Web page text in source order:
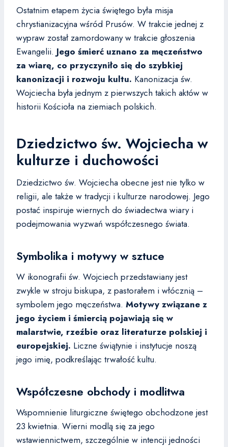
Ostatnim etapem życia świętego była misja
chrystianizacyjna wśród Prusów. W trakcie jednej z
wypraw został zamordowany w trakcie głoszenia
Ewangelii. Jego śmierć uznano za męczeństwo
za wiarę, co przyczyniło się do szybkiej
kanonizacji i rozwoju kultu. Kanonizacja św.
Wojciecha była jednym z pierwszych takich aktów w
historii Kościoła na ziemiach polskich.
Dziedzictwo św. Wojciecha w
kulturze i duchowości
Dziedzictwo św. Wojciecha obecne jest nie tylko w
religii, ale także w tradycji i kulturze narodowej. Jego
postać inspiruje wiernych do świadectwa wiary i
podejmowania wyzwań współczesnego świata.
Symbolika i motywy w sztuce
W ikonografii św. Wojciech przedstawiany jest
zwykle w stroju biskupa, z pastorałem i włócznią –
symbolem jego męczeństwa. Motywy związane z
jego życiem i śmiercią pojawiają się w
malarstwie, rzeźbie oraz literaturze polskiej i
europejskiej. Liczne świątynie i instytucje noszą
jego imię, podkreślając trwałość kultu.
Współczesne obchody i modlitwa
Wspomnienie liturgiczne świętego obchodzone jest
23 kwietnia. Wierni modlą się za jego
wstawiennictwem, szczególnie w intencji jedności